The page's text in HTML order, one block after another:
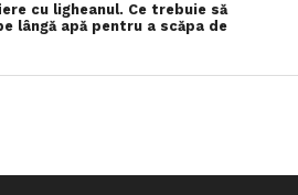
cu ligheanul. Ce trebuie să
lângă apă pentru a scăpa de